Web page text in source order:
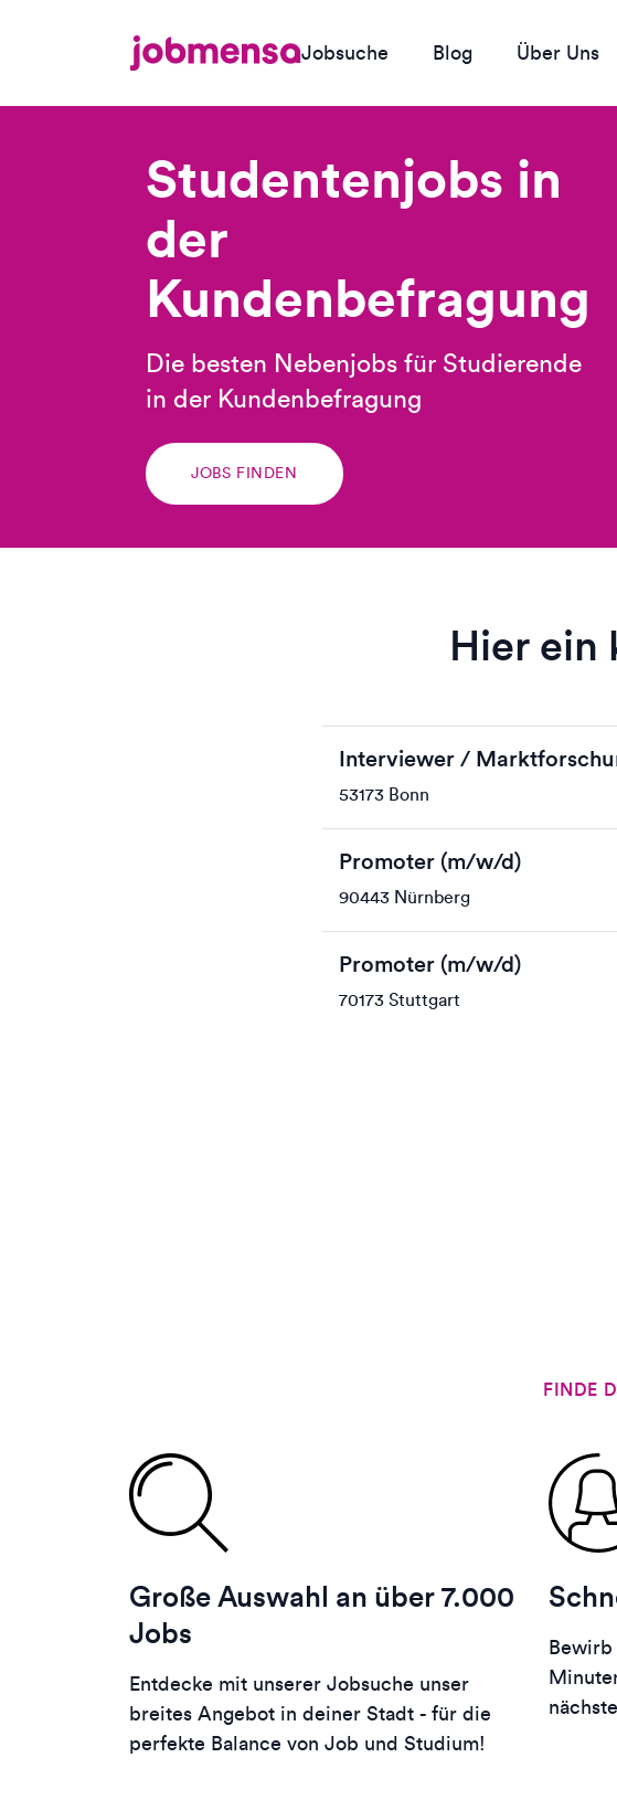
Jobsuche Blog Über Uns
Studentenjobs in
der
Kundenbefragung
Die besten Nebenjobs für Studierende
in der Kundenbefragung
JOBS FINDEN
Hier ein
Interviewer /
53173 Bonn
Promoter (m/w/d)
90443 Nürnberg
Promoter (m/w/d)
70173 Stuttgart
FINDE
Große Auswahl an über 7.000
Jobs
Entdecke mit unserer Jobsuche unser
breites Angebot in deiner Stadt - für die
perfekte Balance von Job und Studium!